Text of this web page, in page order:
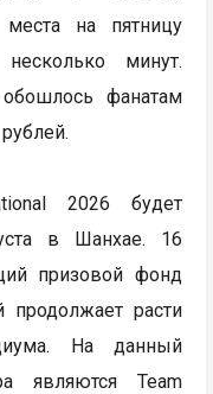
на пятницу
минут.
фанатам
2026 будет
в Шанхае. 16
призовой фонд
расти
На данный
являются Team